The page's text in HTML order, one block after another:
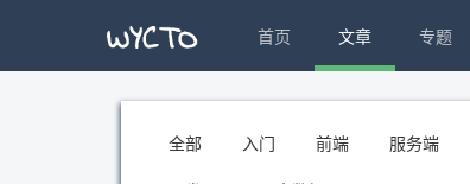
首页 文章 专题
全部 入门 前端 服务端